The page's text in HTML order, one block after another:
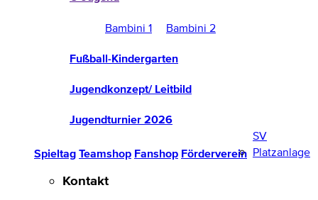
Bambini 1 Bambini 2
Fußball-Kindergarten
Jugendkonzept/ Leitbild
Jugendturnier 2026
Spieltag Teamshop Fanshop Förderverein
SV
Platzanlage
Kontakt